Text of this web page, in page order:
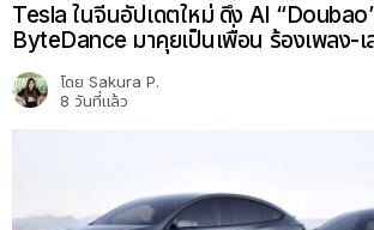
Tesla ในจีนอัปเดตใหม่ ดึง AI
ByteDance มาคุยเป็นเพื่อน ร้องเพลง-เ
โดย Sakura P.
8 วันที่แล้ว